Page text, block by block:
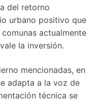
del retorno
urbano positivo que
actualmente
la inversión.
mencionadas, en
adapta a la voz de
técnica se